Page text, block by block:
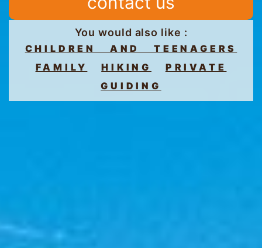
You would also like :
CHILDREN AND TEENAGERS
FAMILY
HIKING
PRIVATE
GUIDING